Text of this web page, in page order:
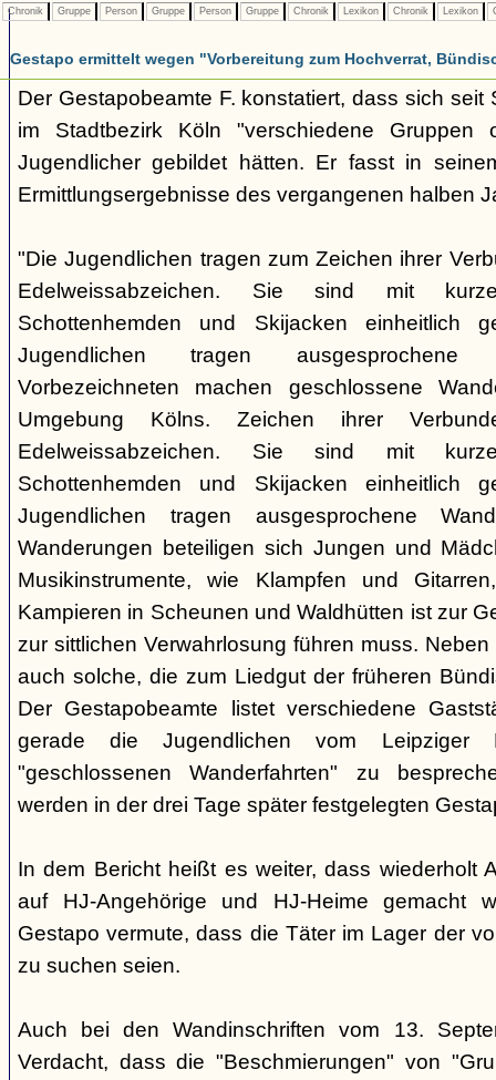
Chronik Gruppe Person Gruppe Person Gruppe Chronik Lexikon Chronik Lexikon
Gestapo ermittelt wegen "Vorbereitung zum Hochverrat,
Der Gestapobeamte F. konstatiert, dass sich seit
im Stadtbezirk Köln "verschiedene Gruppen
Jugendlicher gebildet hätten. Er fasst in
Ermittlungsergebnisse des vergangenen halben
"Die Jugendlichen tragen zum Zeichen ihrer
Edelweissabzeichen. Sie sind mit
Schottenhemden und Skijacken einheitlich
Jugendlichen tragen ausgesprochene
Vorbezeichneten machen geschlossene
Umgebung Kölns. Zeichen ihrer
Edelweissabzeichen. Sie sind mit
Schottenhemden und Skijacken einheitlich
Jugendlichen tragen ausgesprochene
Wanderungen beteiligen sich Jungen und
Musikinstrumente, wie Klampfen und
Kampieren in Scheunen und Waldhütten ist zur
zur sittlichen Verwahrlosung führen muss.
auch solche, die zum Liedgut der früheren
Der Gestapobeamte listet verschiedene
gerade die Jugendlichen vom
"geschlossenen Wanderfahrten" zu
werden in der drei Tage später festgelegten
In dem Bericht heißt es weiter, dass wiederholt
auf HJ-Angehörige und HJ-Heime gemacht
Gestapo vermute, dass die Täter im Lager der
zu suchen seien.
Auch bei den Wandinschriften vom 13.
Verdacht, dass die "Beschmierungen" von